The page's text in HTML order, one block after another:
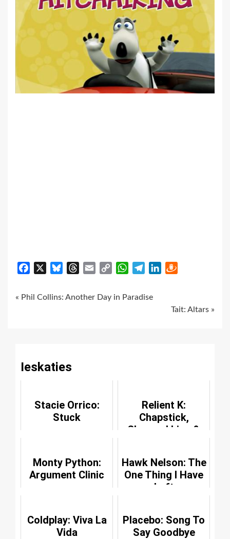
Facebook BlueskyThreads
Email
Copy
WhatsApp
TelegramLinkedIn
Continue
« Phil Collins: Another Day in Paradise
Tait: Altars »
Ieskaties
Stacie Orrico:
Stuck
Relient K:
Chapstick,
Chapped Lips &
Monty Python:
Argument Clinic
Hawk Nelson: The
One Thing I Have
Left
Coldplay: Viva La
Vida
Placebo: Song To
Say Goodbye